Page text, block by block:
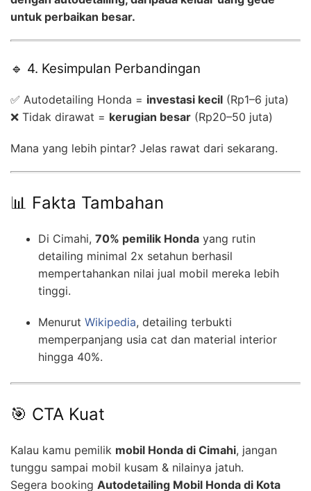
untuk perbaikan besar.
🔹 4. Kesimpulan Perbandingan
✅ Autodetailing Honda = investasi kecil (Rp1–6 juta)
❌ Tidak dirawat = kerugian besar (Rp20–50 juta)
Mana yang lebih pintar? Jelas rawat dari sekarang.
📊 Fakta Tambahan
Di Cimahi, 70% pemilik Honda yang rutin
detailing minimal 2x setahun berhasil
mempertahankan nilai jual mobil mereka lebih
tinggi.
Menurut Wikipedia, detailing terbukti
memperpanjang usia cat dan material interior
hingga 40%.
🎯 CTA Kuat
Kalau kamu pemilik mobil Honda di Cimahi, jangan
tunggu sampai mobil kusam & nilainya jatuh.
Segera booking Autodetailing Mobil Honda di Kota